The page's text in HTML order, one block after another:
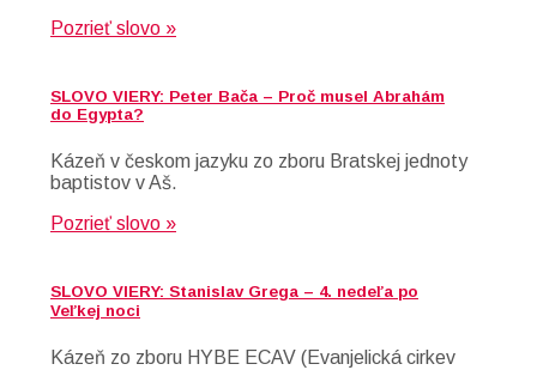
Pozrieť slovo »
SLOVO VIERY: Peter Bača – Proč musel Abrahám
do Egypta?
Kázeň v českom jazyku zo zboru Bratskej jednoty
baptistov v Aš.
Pozrieť slovo »
SLOVO VIERY: Stanislav Grega – 4. nedeľa po
Veľkej noci
Kázeň zo zboru HYBE ECAV (Evanjelická cirkev